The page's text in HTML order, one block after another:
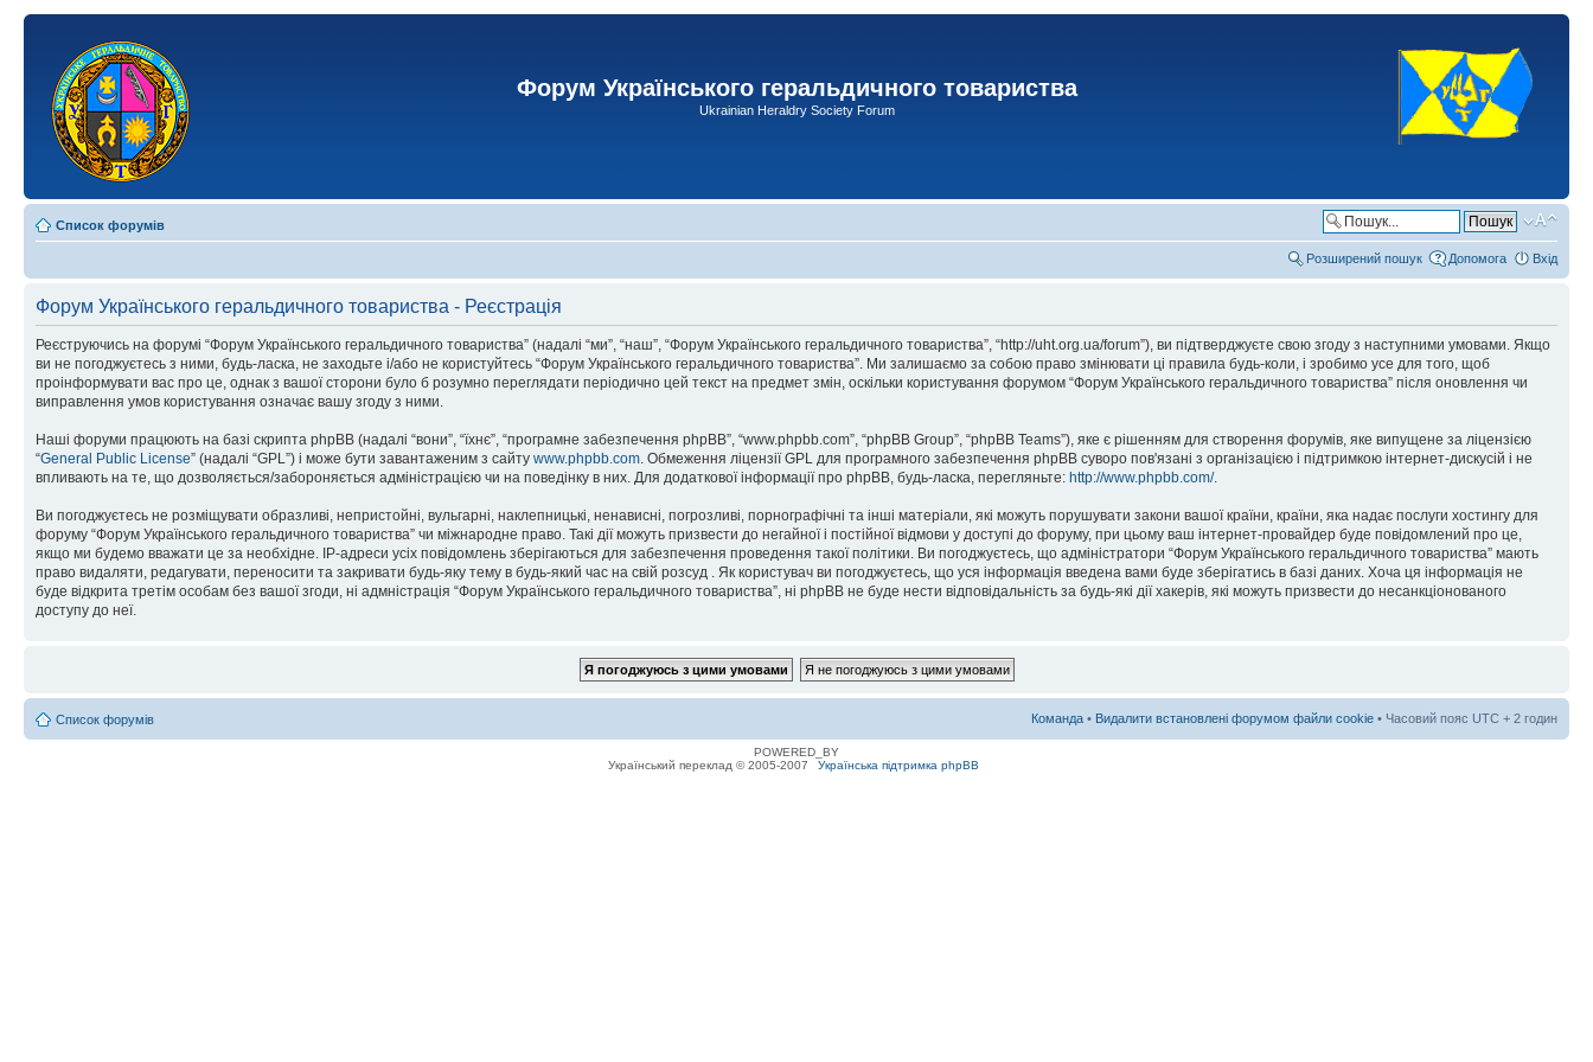
Форум Українського геральдичного товариства
Ukrainian Heraldry Society Forum
Список форумів
Розширений пошук Допомога Вхід
Форум Українського геральдичного товариства - Реєстрація
Реєструючись на форумі “Форум Українського геральдичного товариства” (надалі “ми”, “наш”, “Форум Українського геральдичного товариства”, “http://uht.org.ua/forum”), ви підтверджуєте свою згоду з наступними умовами. Якщо
ви не погоджуєтесь з ними, будь-ласка, не заходьте і/або не користуйтесь “Форум Українського геральдичного товариства”. Ми залишаємо за собою право змінювати ці правила будь-коли, і зробимо усе для того, щоб
проінформувати вас про це, однак з вашої сторони було б розумно переглядати періодично цей текст на предмет змін, оскільки користування форумом “Форум Українського геральдичного товариства” після оновлення чи
виправлення умов користування означає вашу згоду з ними.
Наші форуми працюють на базі скрипта phpBB (надалі “вони”, “їхнє”, “програмне забезпечення phpBB”, “www.phpbb.com”, “phpBB Group”, “phpBB Teams”), яке є рішенням для створення форумів, яке випущене за ліцензією
“General Public License” (надалі “GPL”) і може бути завантаженим з сайту www.phpbb.com. Обмеження ліцензії GPL для програмного забезпечення phpBB суворо пов'язані з організацією і підтримкою інтернет-дискусій і не
впливають на те, що дозволяється/забороняється адміністрацією чи на поведінку в них. Для додаткової інформації про phpBB, будь-ласка, перегляньте: http://www.phpbb.com/.
Ви погоджуєтесь не розміщувати образливі, непристойні, вульгарні, наклепницькі, ненависні, погрозливі, порнографічні та інші матеріали, які можуть порушувати закони вашої країни, країни, яка надає послуги хостингу для
форуму “Форум Українського геральдичного товариства” чи міжнародне право. Такі дії можуть призвести до негайної і постійної відмови у доступі до форуму, при цьому ваш інтернет-провайдер буде повідомлений про це,
якщо ми будемо вважати це за необхідне. IP-адреси усіх повідомлень зберігаються для забезпечення проведення такої політики. Ви погоджуєтесь, що адміністратори “Форум Українського геральдичного товариства” мають
право видаляти, редагувати, переносити та закривати будь-яку тему в будь-який час на свій розсуд . Як користувач ви погоджуєтесь, що уся інформація введена вами буде зберігатись в базі даних. Хоча ця інформація не
буде відкрита третім особам без вашої згоди, ні адмністрація “Форум Українського геральдичного товариства”, ні phpBB не буде нести відповідальність за будь-які дії хакерів, які можуть призвести до несанкціонованого
доступу до неї.
Список форумів Команда • Видалити встановлені форумом файли cookie • Часовий пояс UTC + 2 годин
POWERED_BY
Український переклад © 2005-2007
Українська підтримка phpBB